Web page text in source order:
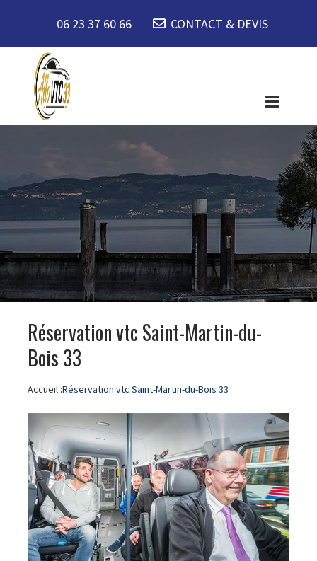
06 23 37 60 66 CONTACT & DEVIS
Réservation vtc Saint-Martin-du-
Bois 33
Accueil :Réservation vtc Saint-Martin-du-Bois 33